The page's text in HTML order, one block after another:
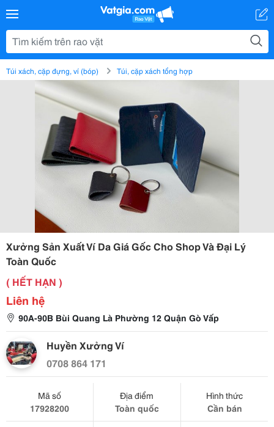
Túi xách, cặp đựng, ví (bóp) Túi, cặp xách tổng hợp
Xưởng Sản Xuất Ví Da Giá Gốc Cho Shop Và Đại Lý
Toàn Quốc
( HẾT HẠN )
Liên hệ
90A-90B Bùi Quang Là Phường 12 Quận Gò Vấp
Huyền Xưởng Ví
0708 864 171
Mã số
17928200
Địa điểm
Toàn quốc
Hình thức
Cần bán